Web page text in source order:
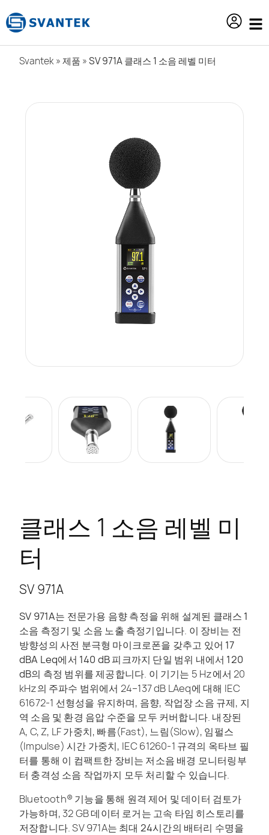
Svantek»제품 »SV 971A 클래스 1 소음 레벨 미터
클래스 1 소음 레벨 미
터
SV 971A
SV 971A는 전문가용 음향 측정을 위해 설계된 클래스 1
소음 측정기 및 소음 노출 측정기입니다. 이 장비는 전
방향성의 사전 분극형 마이크로폰을 갖추고 있어 17
dBA Leq에서 140 dB 피크까지 단일 범위 내에서 120
dB의 측정 범위를 제공합니다. 이 기기는 5 Hz에서 20
kHz의 주파수 범위에서 24–137 dB LAeq에 대해 IEC
61672-1 선형성을 유지하며, 음향, 작업장 소음 규제, 지
역 소음 및 환경 음압 수준을 모두 커버합니다. 내장된
A, C, Z, LF 가중치, 빠름(Fast), 느림(Slow), 임펄스
(Impulse) 시간 가중치, IEC 61260-1 규격의 옥타브 필
터를 통해 이 컴팩트한 장비는 저소음 배경 모니터링부
터 충격성 소음 작업까지 모두 처리할 수 있습니다.
Bluetooth® 기능을 통해 원격 제어 및 데이터 검토가
가능하며, 32 GB 데이터 로거는 고속 타임 히스토리를
저장합니다. SV 971A는 최대 24시간의 배터리 수명을